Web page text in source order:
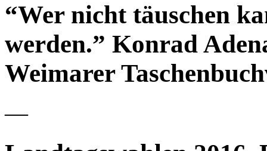
“Wer nicht täuschen
werden.” Konrad
Weimarer
—